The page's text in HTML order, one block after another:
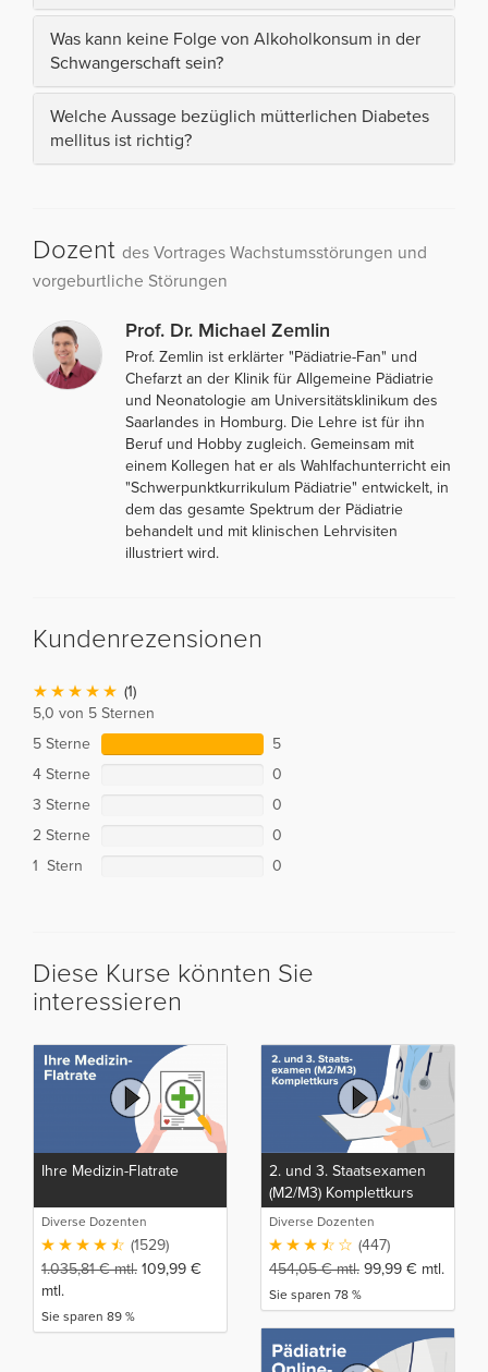
Was kann keine Folge von Alkoholkonsum in der
Schwangerschaft sein?
Welche Aussage bezüglich mütterlichen Diabetes
mellitus ist richtig?
Dozent des Vortrages Wachstumsstörungen und
vorgeburtliche Störungen
Prof. Dr. Michael Zemlin
Prof. Zemlin ist erklärter "Pädiatrie-Fan" und
Chefarzt an der Klinik für Allgemeine Pädiatrie
und Neonatologie am Universitätsklinikum des
Saarlandes in Homburg. Die Lehre ist für ihn
Beruf und Hobby zugleich. Gemeinsam mit
einem Kollegen hat er als Wahlfachunterricht ein
"Schwerpunktkurrikulum Pädiatrie" entwickelt, in
dem das gesamte Spektrum der Pädiatrie
behandelt und mit klinischen Lehrvisiten
illustriert wird.
Kundenrezensionen
(1)
5,0 von 5 Sternen
5 Sterne
5
4 Sterne
0
3 Sterne
0
2 Sterne
0
1 Stern
0
Diese Kurse könnten Sie
interessieren
Ihre Medizin-Flatrate
Diverse Dozenten
(1529)
1.035,81€mtl. 109,99 €
mtl.
Sie sparen 89 %
2. und 3. Staatsexamen
(M2/M3) Komplettkurs
Diverse Dozenten
(447)
454,05€mtl. 99,99 € mtl.
Sie sparen 78 %